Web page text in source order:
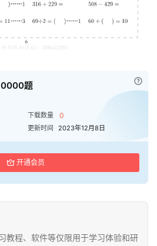
题
下载数量 0
更新时间 2023年12月8日
开通会员
教程、软件等仅限用于学习体验和研